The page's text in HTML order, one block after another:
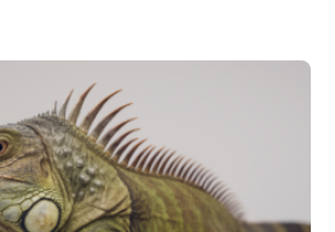
von Wissenschaftlerinnen
übergeben sie ihren Bericht zur
das
Landwirtschaft, Ernährung und
Eberswalde (23. Oktober 2025).
spannt sich neuerdings